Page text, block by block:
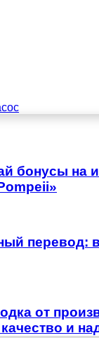
бонусы на
перевод:
от
и